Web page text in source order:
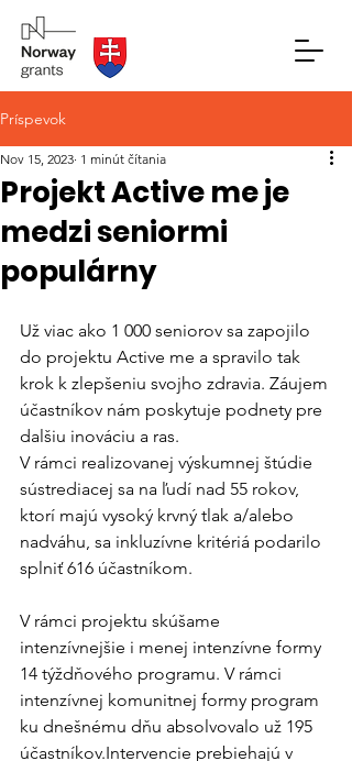
Príspevok
Projekt Active me je
medzi seniormi
populárny
Nov 15, 2023 1 minút čítania
Už viac ako 1 000 seniorov sa zapojilo
do projektu Active me a spravilo tak
krok k zlepšeniu svojho zdravia. Záujem
účastníkov nám poskytuje podnety pre
dalšiu inováciu a ras.
V rámci realizovanej výskumnej štúdie
sústrediacej sa na ľudí nad 55 rokov,
ktorí majú vysoký krvný tlak a/alebo
nadváhu, sa inkluzívne kritériá podarilo
splniť 616 účastníkom.
V rámci projektu skúšame
intenzívnejšie i menej intenzívne formy
14 týždňového programu. V rámci
intenzívnej komunitnej formy program
ku dnešnému dňu absolvovalo už 195
účastníkov.Intervencie prebiehajú v